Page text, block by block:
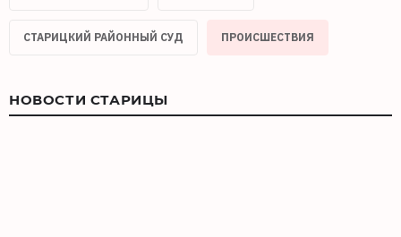
СТАРИЦКИЙ РАЙОННЫЙ СУД ПРОИСШЕСТВИЯ
НОВОСТИ СТАРИЦЫ